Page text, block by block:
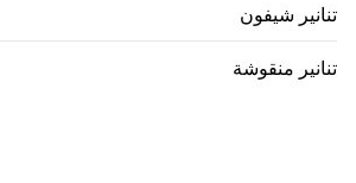
تنانير شيفون
تنانير منقوشة